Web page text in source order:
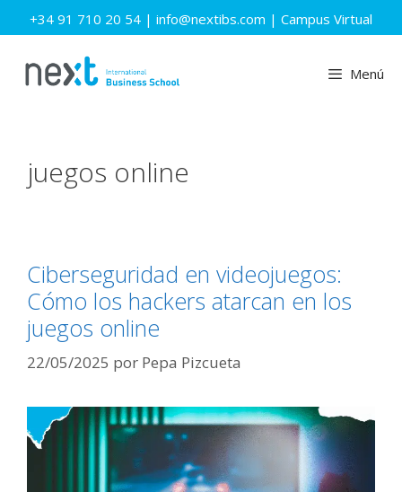
Saltar
al
+34 91 710 20 54 | info@nextibs.com | Campus Virtual
Menú
juegos online
Ciberseguridad en videojuegos:
Cómo los hackers atarcan en los
juegos online
22/05/2025 por Pepa Pizcueta